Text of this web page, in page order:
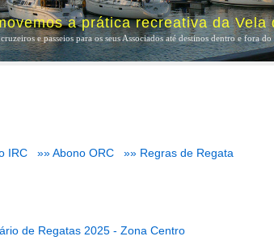
a prática recreativa da Vela
e passeios para os seus Associados até destinos dentro e fora
IRC »» Abono ORC
»» Regras de Regata
de Regatas 2025 - Zona Centro